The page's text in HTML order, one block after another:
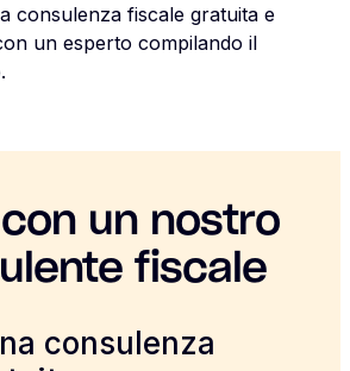
consulenza fiscale gratuita e
un esperto compilando il
con un nostro
fiscale
consulenza